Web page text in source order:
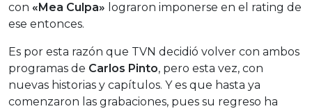
con «Mea Culpa» lograron imponerse en el rating de
ese entonces.
Es por esta razón que TVN decidió volver con ambos
programas de Carlos Pinto, pero esta vez, con
nuevas historias y capítulos. Y es que hasta ya
comenzaron las grabaciones, pues su regreso ha